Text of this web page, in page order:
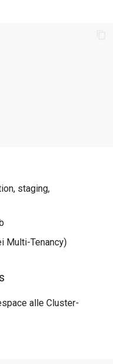
staging,
Multi-Tenancy)
alle Cluster-